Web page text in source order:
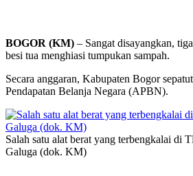
BOGOR (KM) – Sangat disayangkan,
besi tua menghiasi tumpukan sampah.
Secara anggaran, Kabupaten Bogor
Pendapatan Belanja Negara (APBN).
Salah satu alat berat yang terbengkalai di
Galuga (dok. KM)